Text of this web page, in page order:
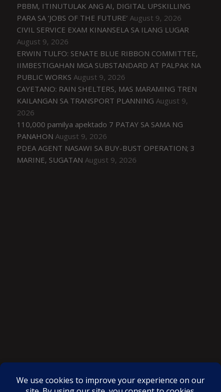
PBBM, ITINUTULAK ANG AI, DIGITAL UPSKILLING
PARA SA ‘JOBS OF THE FUTURE’ August 9, 2026
CIVIL SERVICE EXAM KINANSELA SA ILANG LUGAR
August 9, 2026
ERWIN TULFO: SENATE BLUE RIBBON COMMITTEE,
IIMBESTIGAHAN MGA SUBSTANDARD AT PALPAK NA
PUBLIC WORKS August 9, 2026
CAYETANO: RAIN SHELTERS, MAS MARAMING TREN
KAILANGAN SA TRANSPORT PLANNING August 9,
2026
110,000 pamilya apektado 7 PATAY SA SAMA NG
PANAHON August 9, 2026
PDEA AGENT NASAWI SA BUY-BUST OPERATION; 3
MARINE, SUGATAN August 9, 2026